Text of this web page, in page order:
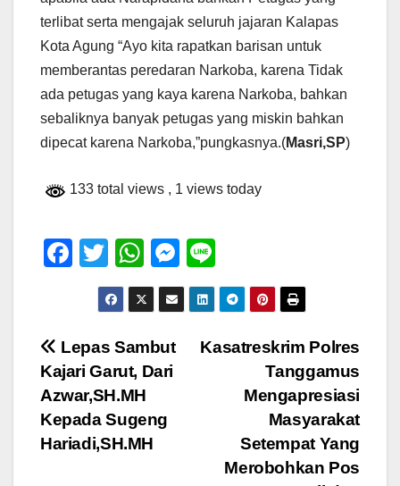
terlibat serta mengajak seluruh jajaran Kalapas
Kota Agung “Ayo kita rapatkan barisan untuk
memberantas peredaran Narkoba, karena Tidak
ada petugas yang kaya karena Narkoba, bahkan
sebaliknya banyak petugas yang miskin bahkan
dipecat karena Narkoba,”pungkasnya.(Masri,SP)
133 total views , 1 views today
F
e
b
o
o
k
T
wi
tt
er
W
h
at
s
A
p
p
M
e
ss
n
e
Navigasi
pos
Kasatreskrim Polres
Tanggamus
Mengapresiasi
Masyarakat
Setempat Yang
Merobohkan Pos
Lepas Sambut
Kajari Garut, Dari
Azwar,SH.MH
Kepada Sugeng
Hariadi,SH.MH